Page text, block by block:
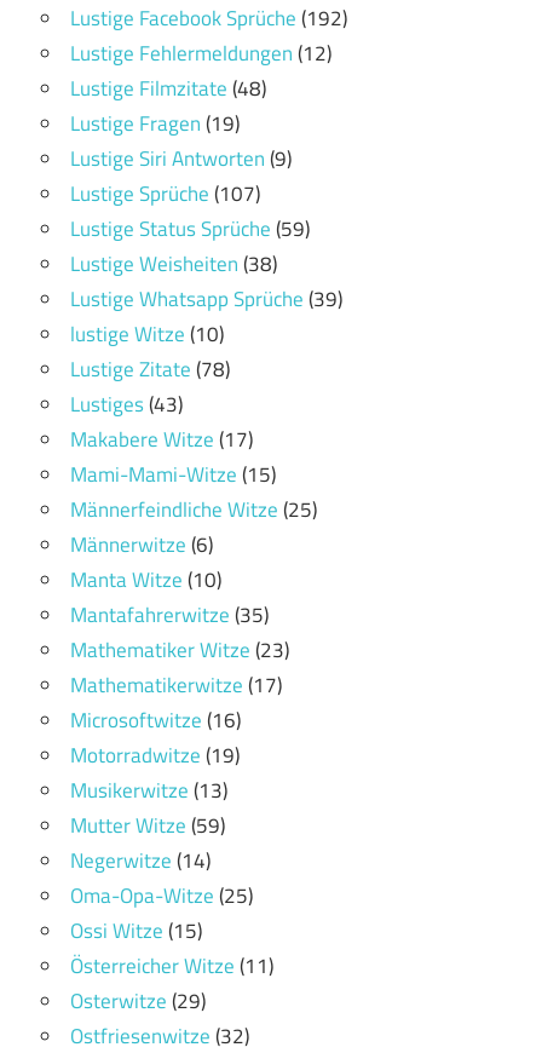
Lustige Facebook Sprüche(192)
Lustige Fehlermeldungen(12)
Lustige Filmzitate(48)
Lustige Fragen(19)
Lustige Siri Antworten(9)
Lustige Sprüche(107)
Lustige Status Sprüche(59)
Lustige Weisheiten(38)
Lustige Whatsapp Sprüche(39)
lustige Witze(10)
Lustige Zitate(78)
Lustiges(43)
Makabere Witze(17)
Mami-Mami-Witze(15)
Männerfeindliche Witze(25)
Männerwitze(6)
Manta Witze(10)
Mantafahrerwitze(35)
Mathematiker Witze(23)
Mathematikerwitze(17)
Microsoftwitze(16)
Motorradwitze(19)
Musikerwitze(13)
Mutter Witze(59)
Negerwitze(14)
Oma-Opa-Witze(25)
Ossi Witze(15)
Österreicher Witze(11)
Osterwitze(29)
Ostfriesenwitze(32)